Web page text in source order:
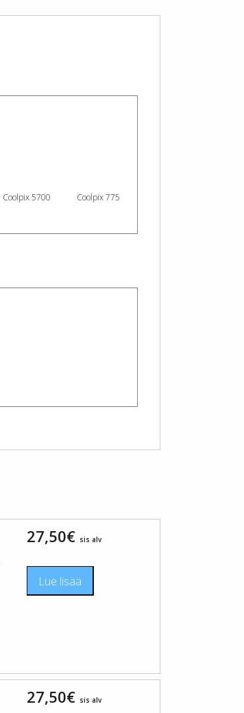
Coolpix 5700
Coolpix 775
27,50€ sis alv
Lue lisää
27,50€ sis alv